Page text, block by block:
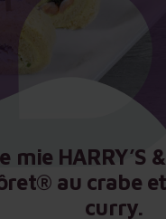
mie HARRY’S &
au crabe et
curry.
mie HARRY’S &
au crabe et
curry.
mie HARRY’S &
au crabe et
curry.